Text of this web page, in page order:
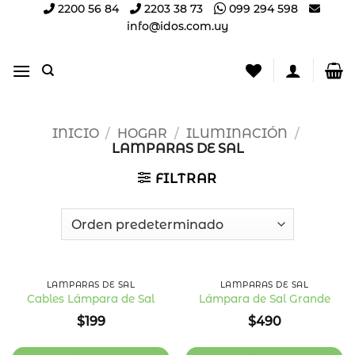
2200 56 84 2203 38 73
099 294 598
info@idos.com.uy
INICIO / HOGAR / ILUMINACIÓN /
LAMPARAS DE SAL
FILTRAR
de
LAMPARAS DE SAL
Cables Lámpara de Sal
$199
de
LAMPARAS DE SAL
Lámpara de Sal Grande
$490